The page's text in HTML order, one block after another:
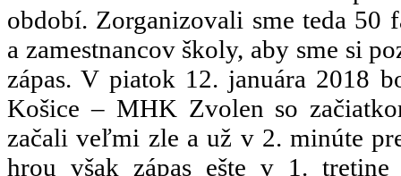
období. Zorganizovali sme teda 50
a zamestnancov školy, aby sme si
zápas. V piatok 12. januára 2018
Košice – MHK Zvolen so
začali veľmi zle a už v 2. minúte
hrou však zápas ešte v 1.